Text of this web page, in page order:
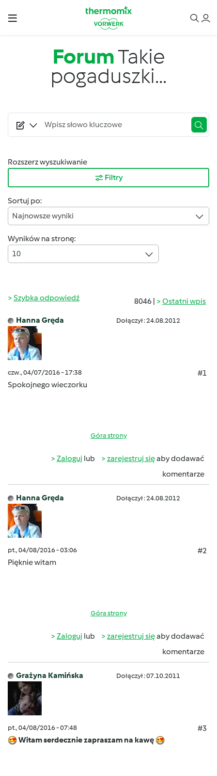
ForumTakie
pogaduszki...
Rozszerz wyszukiwanie
Filtry
Sortuj po:
Najnowsze wyniki
Wyników na stronę:
10
8046 | Ostatni wpis
Szybka odpowiedź
Hanna Gręda Dołączył : 24.08.2012
czw., 04/07/2016 - 17:38
#1
Spokojnego wieczorku
Góra strony
Zaloguj lub zarejestruj sięaby dodawać
komentarze
Hanna Gręda Dołączył : 24.08.2012
pt., 04/08/2016 - 03:06
#2
Pięknie witam
Góra strony
Zaloguj lub zarejestruj sięaby dodawać
komentarze
Grażyna Kamińska Dołączył : 07.10.2011
pt., 04/08/2016 - 07:48
#3
Witam serdecznie zapraszam na kawę